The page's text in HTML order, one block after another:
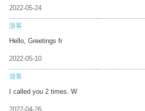
2022-05-24
游客
Hello, Greetings fr
2022-05-10
游客
I called you 2 times. W
2022-04-26